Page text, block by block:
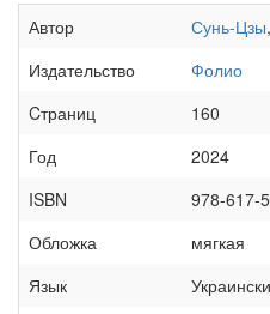
Автор Сунь-Цзы,
Издательство
Фолио
Cтраниц
160
Год
2024
ISBN
978-617-
Обложка
мягкая
Язык